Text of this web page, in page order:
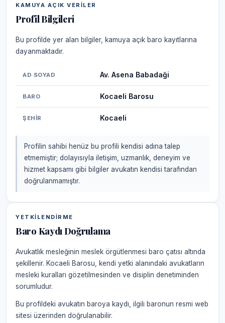
KAMUYA AÇIK VERILER
Profil Bilgileri
Bu profilde yer alan bilgiler, kamuya açık baro kayıtlarına
dayanmaktadır.
AD SOYAD Av. Asena Babadaği
BARO Kocaeli Barosu
ŞEHIR Kocaeli
Profilin sahibi henüz bu profili kendisi adına talep
etmemiştir; dolayısıyla iletişim, uzmanlık, deneyim ve
hizmet kapsamı gibi bilgiler avukatın kendisi tarafından
doğrulanmamıştır.
YETKILENDIRME
Baro Kaydı Doğrulama
Avukatlık mesleğinin meslek örgütlenmesi baro çatısı altında
şekillenir. Kocaeli Barosu, kendi yetki alanındaki avukatların
mesleki kuralları gözetilmesinden ve disiplin denetiminden
sorumludur.
Bu profildeki avukatın baroya kaydı, ilgili baronun resmi web
sitesi üzerinden doğrulanabilir.